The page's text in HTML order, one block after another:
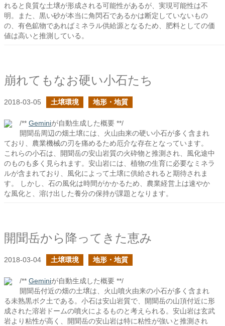
れると良質な土壌が形成される可能性があるが、実現可能性は不
明。また、黒い砂が本当に角閃石であるかは断定していないもの
の、有色鉱物であればミネラル供給源となるため、肥料としての価
値は高いと推測している。
崩れてもなお硬い小石たち
2018-03-05 土壌環境 地形・地質
/** Geminiが自動生成した概要 **/
開聞岳周辺の畑土壌には、火山由来の硬い小石が多く含まれ
ており、農業機械の刃を痛めるため厄介な存在となっています。
これらの小石は、開聞岳の安山岩質の火砕物と推測され、風化途中
のものも多く見られます。安山岩には、植物の生育に必要なミネラ
ルが含まれており、風化によって土壌に供給されると期待されま
す。 しかし、石の風化は時間がかかるため、農業経営上は速やか
な風化と、溶け出した養分の保持が課題となります。
開聞岳から降ってきた恵み
2018-03-04 土壌環境 地形・地質
/** Geminiが自動生成した概要 **/
開聞岳付近の畑の土壌は、火山噴火由来の小石が多く含まれ
る未熟黒ボク土である。小石は安山岩質で、開聞岳の山頂付近に形
成された溶岩ドームの噴火によるものと考えられる。安山岩は玄武
岩より粘性が高く、開聞岳の安山岩は特に粘性が強いと推測され